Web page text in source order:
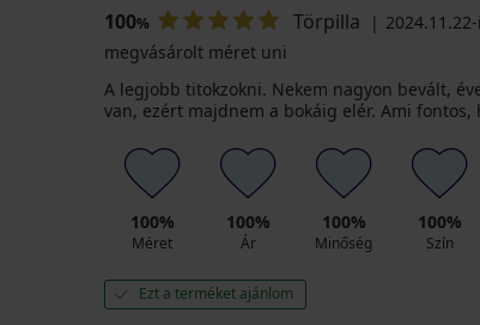
100% Törpilla
megvásárolt méret uni
A legjobb titokzokni. Nekem nagyon bevált,
van, ezért majdnem a bokáig elér. Ami fontos,
100%
Méret
100%
Ár
100%
Minőség
100%
Szín
Ezt a terméket ajánlom